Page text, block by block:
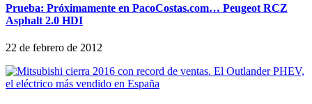
Prueba: Próximamente en PacoCostas.com… Peugeot RCZ
Asphalt 2.0 HDI
22 de febrero de 2012